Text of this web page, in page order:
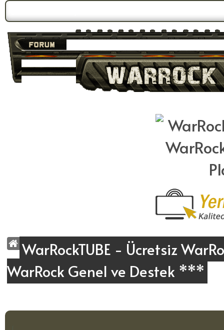
WarRockTUBE - Ücretsiz
WarRock Genel ve Destek ***